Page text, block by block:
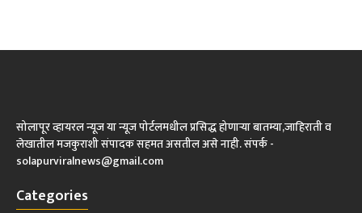
सोलापूर व्हायरल न्यूज या न्यूज पोर्टलमधील प्रसिद्ध होणाऱ्या बातम्या,जाहिराती व
लेखातील मजकुराशी संपादक सहमत असतील असे नाही. संपर्क -
solapurviralnews@gmail.com
Categories